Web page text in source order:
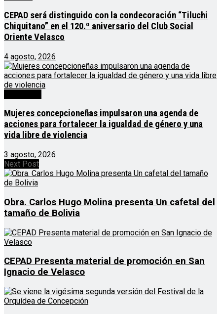
CEPAD será distinguido con la condecoración “Tiluchi
Chiquitano” en el 120.º aniversario del Club Social
Oriente Velasco
4 agosto, 2026
Mujeres concepcioneñas impulsaron una agenda de
acciones para fortalecer la igualdad de género y una
vida libre de violencia
3 agosto, 2026
Next Post
Obra. Carlos Hugo Molina presenta Un cafetal del
tamaño de Bolivia
CEPAD Presenta material de promoción en San
Ignacio de Velasco